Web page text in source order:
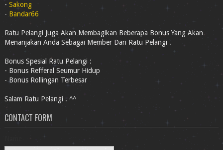
- Sakong
- Bandar66
Ratu Pelangi Juga Akan Membagikan Beberapa Bonus Yang Akan
Menanjakan Anda Sebagai Member Dari Ratu Pelangi .
Bonus Spesial Ratu Pelangi :
- Bonus Refferal Seumur Hidup
- Bonus Rollingan Terbesar
Salam Ratu Pelangi . ^^
CONTACT FORM